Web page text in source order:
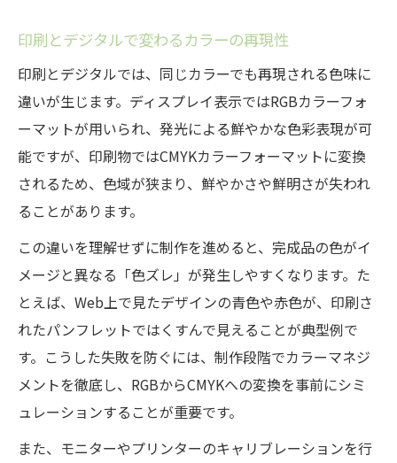
印刷とデジタルで変わるカラーの再現性
印刷とデジタルでは、同じカラーでも再現される色味に
違いが生じます。ディスプレイ表示ではRGBカラーフォ
ーマットが用いられ、発光による鮮やかな色彩表現が可
能ですが、印刷物ではCMYKカラーフォーマットに変換
されるため、色域が狭まり、鮮やかさや鮮明さが失われ
ることがあります。
この違いを理解せずに制作を進めると、完成品の色がイ
メージと異なる「色ズレ」が発生しやすくなります。た
とえば、Web上で見たデザインの青色や赤色が、印刷さ
れたパンフレットではくすんで見えることが典型例で
す。こうした失敗を防ぐには、制作段階でカラーマネジ
メントを徹底し、RGBからCMYKへの変換を事前にシミ
ュレーションすることが重要です。
また、モニターやプリンターのキャリブレーションを行